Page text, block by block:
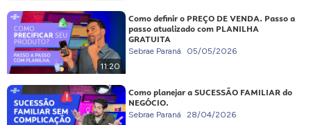
11:20
Como definir o PREÇO DE VENDA. Passo a
passo atualizado com PLANILHA
GRATUITA
Sebrae Paraná 05/05/2026
Como planejar a SUCESSÃO FAMILIAR do
NEGÓCIO.
Sebrae Paraná 28/04/2026